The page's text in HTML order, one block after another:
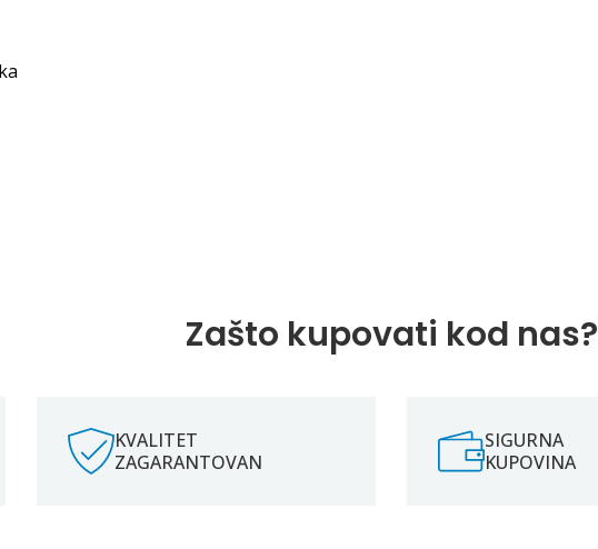
Zašto kupovati kod nas?
KVALITET
ZAGARANTOVAN
SIGURNA
KUPOVINA